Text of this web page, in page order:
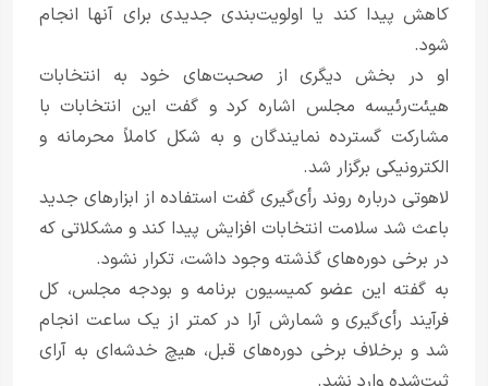
کاهش پیدا کند یا اولویت‌بندی جدیدی برای آنها انجام
شود.
او در بخش دیگری از صحبت‌های خود به انتخابات
هیئت‌رئیسه مجلس اشاره کرد و گفت این انتخابات با
مشارکت گسترده نمایندگان و به شکل کاملاً محرمانه و
الکترونیکی برگزار شد.
لاهوتی درباره روند رأی‌گیری گفت استفاده از ابزارهای جدید
باعث شد سلامت انتخابات افزایش پیدا کند و مشکلاتی که
در برخی دوره‌های گذشته وجود داشت، تکرار نشود.
به گفته این عضو کمیسیون برنامه و بودجه مجلس، کل
فرآیند رأی‌گیری و شمارش آرا در کمتر از یک ساعت انجام
شد و برخلاف برخی دوره‌های قبل، هیچ خدشه‌ای به آرای